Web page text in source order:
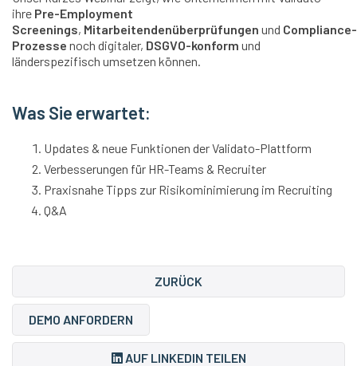
ihre Pre-Employment
Screenings, Mitarbeitendenüberprüfungen und Compliance-
Prozesse noch digitaler, DSGVO-konform und
länderspezifisch umsetzen können.
Was Sie erwartet:
Updates & neue Funktionen der Validato-Plattform
Verbesserungen für HR-Teams & Recruiter
Praxisnahe Tipps zur Risikominimierung im Recruiting
Q&A
ZURÜCK
DEMO ANFORDERN
AUF LINKEDIN TEILEN